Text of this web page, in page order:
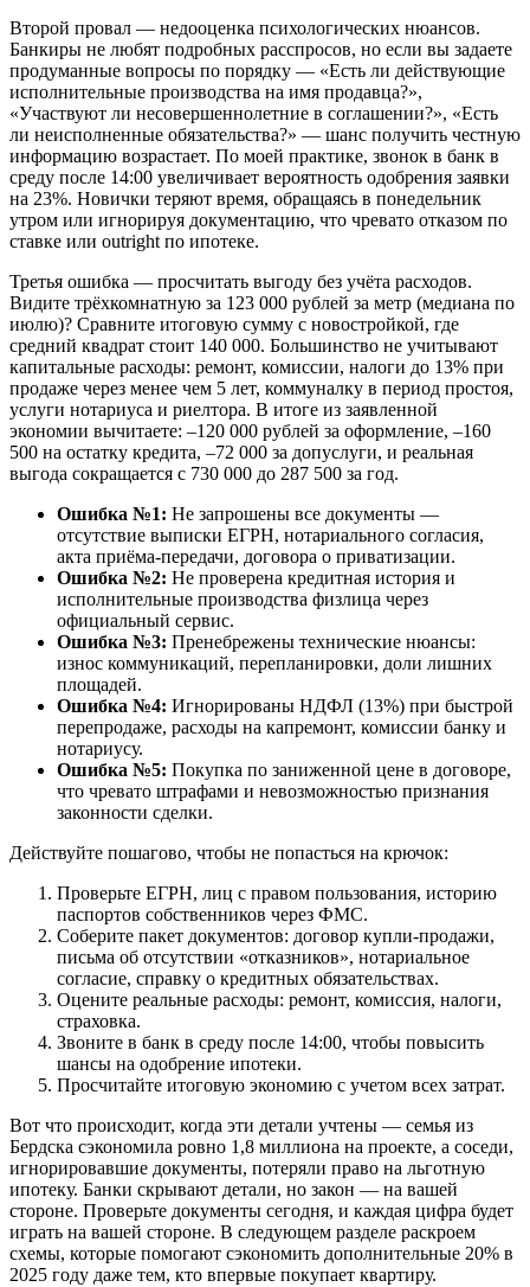
Второй провал — недооценка психологических нюансов.
Банкиры не любят подробных расспросов, но если вы задаете
продуманные вопросы по порядку — «Есть ли действующие
исполнительные производства на имя продавца?»,
«Участвуют ли несовершеннолетние в соглашении?», «Есть
ли неисполненные обязательства?» — шанс получить честную
информацию возрастает. По моей практике, звонок в банк в
среду после 14:00 увеличивает вероятность одобрения заявки
на 23%. Новички теряют время, обращаясь в понедельник
утром или игнорируя документацию, что чревато отказом по
ставке или outright по ипотеке.
Третья ошибка — просчитать выгоду без учёта расходов.
Видите трёхкомнатную за 123 000 рублей за метр (медиана по
июлю)? Сравните итоговую сумму с новостройкой, где
средний квадрат стоит 140 000. Большинство не учитывают
капитальные расходы: ремонт, комиссии, налоги до 13% при
продаже через менее чем 5 лет, коммуналку в период простоя,
услуги нотариуса и риелтора. В итоге из заявленной
экономии вычитаете: –120 000 рублей за оформление, –160
500 на остатку кредита, –72 000 за допуслуги, и реальная
выгода сокращается с 730 000 до 287 500 за год.
Ошибка №1: Не запрошены все документы —
отсутствие выписки ЕГРН, нотариального согласия,
акта приёма-передачи, договора о приватизации.
Ошибка №2: Не проверена кредитная история и
исполнительные производства физлица через
официальный сервис.
Ошибка №3: Пренебрежены технические нюансы:
износ коммуникаций, перепланировки, доли лишних
площадей.
Ошибка №4: Игнорированы НДФЛ (13%) при быстрой
перепродаже, расходы на капремонт, комиссии банку и
нотариусу.
Ошибка №5: Покупка по заниженной цене в договоре,
что чревато штрафами и невозможностью признания
законности сделки.
Действуйте пошагово, чтобы не попасться на крючок:
Проверьте ЕГРН, лиц с правом пользования, историю
паспортов собственников через ФМС.
Соберите пакет документов: договор купли-продажи,
письма об отсутствии «отказников», нотариальное
согласие, справку о кредитных обязательствах.
Оцените реальные расходы: ремонт, комиссия, налоги,
страховка.
Звоните в банк в среду после 14:00, чтобы повысить
шансы на одобрение ипотеки.
Просчитайте итоговую экономию с учетом всех затрат.
Вот что происходит, когда эти детали учтены — семья из
Бердска сэкономила ровно 1,8 миллиона на проекте, а соседи,
игнорировавшие документы, потеряли право на льготную
ипотеку. Банки скрывают детали, но закон — на вашей
стороне. Проверьте документы сегодня, и каждая цифра будет
играть на вашей стороне. В следующем разделе раскроем
схемы, которые помогают сэкономить дополнительные 20% в
2025 году даже тем, кто впервые покупает квартиру.